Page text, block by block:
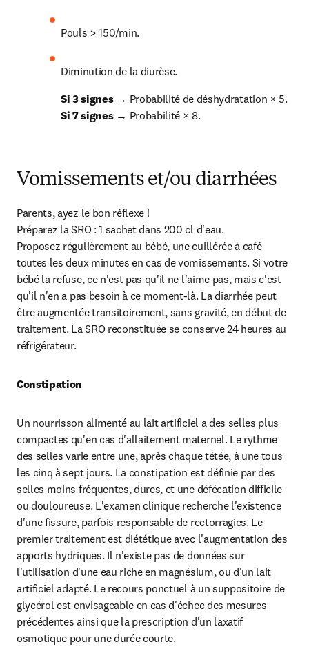
Pouls > 150/min.
Diminution de la diurèse.
Si 3 signes
Si 7 signes → Probabilité × 8.
Vomissements et/ou diarrhées
Parents, ayez le bon réflexe !
Préparez la SRO : 1 sachet dans 200 cl d'eau.
Proposez régulièrement au bébé, une cuillérée à café
toutes les deux minutes en cas de vomissements. Si votre
bébé la refuse, ce n'est pas qu'il ne l'aime pas, mais c'est
qu'il n'en a pas besoin à ce moment-là. La diarrhée peut
être augmentée transitoirement, sans gravité, en début de
traitement. La SRO reconstituée se conserve 24 heures au
réfrigérateur.
Constipation
Un nourrisson alimenté au lait artificiel a des selles plus
compactes qu'en cas d'allaitement maternel. Le rythme
des selles varie entre une, après chaque tétée, à une tous
les cinq à sept jours. La constipation est définie par des
selles moins fréquentes, dures, et une défécation difficile
ou douloureuse. L'examen clinique recherche l'existence
d'une fissure, parfois responsable de rectorragies. Le
premier traitement est diététique avec l'augmentation des
apports hydriques. Il n'existe pas de données sur
l'utilisation d'une eau riche en magnésium, ou d'un lait
artificiel adapté. Le recours ponctuel à un suppositoire de
glycérol est envisageable en cas d'échec des mesures
précédentes ainsi que la prescription d'un laxatif
osmotique pour une durée courte.